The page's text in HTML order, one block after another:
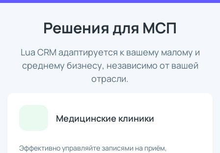
Решения для МСП
Lua CRM адаптируется к вашему малому и
среднему бизнесу, независимо от вашей
отрасли.
Медицинские клиники
Эффективно управляйте записями на приём,